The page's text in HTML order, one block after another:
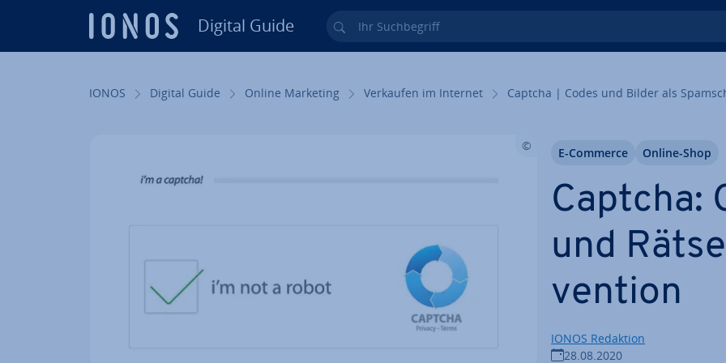
Digital Guide Ihr Such­be­griff
IONOS Digital Guide Online Marketing Verkaufen im Internet Captcha | Codes und Bilder als
Captcha:
und
ven­ti­on
IONOS Redaktion
28.08.2020
E-Commerce Online-Shop